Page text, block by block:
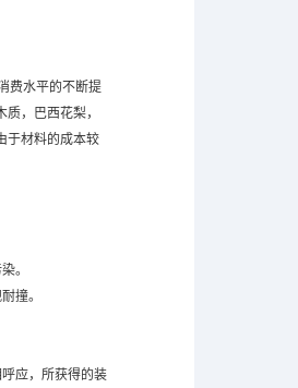
费水平的不断提
，巴西花梨，
于材料的成本较
。
撞。
应，所获得的装